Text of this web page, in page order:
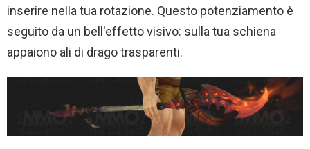
inserire nella tua rotazione. Questo potenziamento è
seguito da un bell'effetto visivo: sulla tua schiena
appaiono ali di drago trasparenti.